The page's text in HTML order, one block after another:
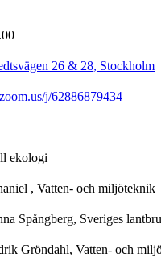
26 & 28, Stockholm
j/62886879434
ekologi
, Vatten- och miljöteknik
Spångberg, Sveriges
Gröndahl, Vatten- och